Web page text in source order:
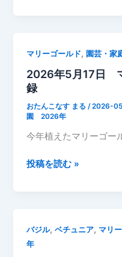
日
プ
ラ
ン
タ
ー
バ
記
録
マリーゴールド,園芸・
2026年5月17日
録
おたんこなす まる/2026-
園 2026年
今年植えたマリーゴー
2026
日
マ
投稿を読む »
バジル,ベチュニア, マリ
年